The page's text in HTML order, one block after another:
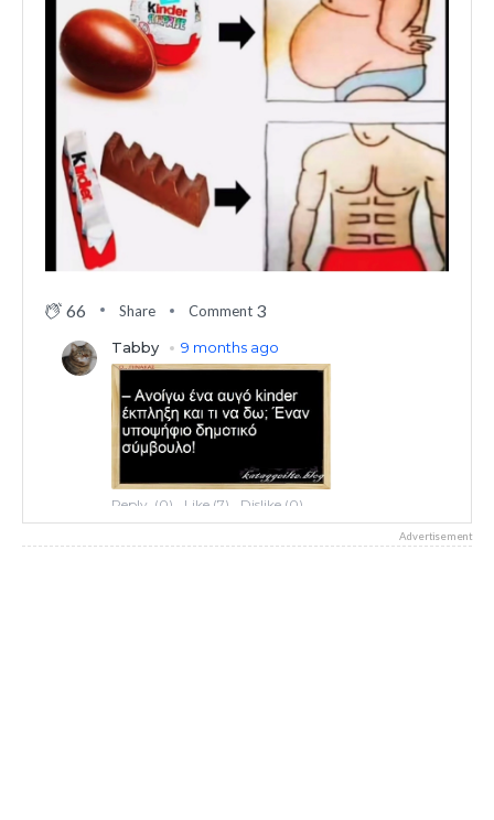
66 Share Comment 3
Advertisement